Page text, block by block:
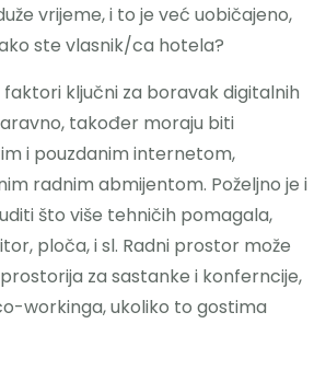
vrijeme, i to je već uobičajeno,
ste vlasnik/ca hotela?
faktori ključni za boravak digitalnih
također moraju biti
i pouzdanim internetom,
radnim abmijentom. Poželjno je i
što više tehničih pomagala,
ploča, i sl. Radni prostor može
za sastanke i konferncije,
workinga, ukoliko to gostima